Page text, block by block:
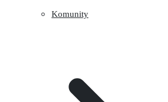
Komunity